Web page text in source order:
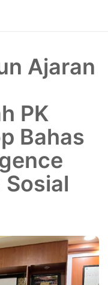
Ajaran
PK
Bahas